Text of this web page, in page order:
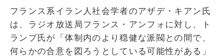
フランス系イラン人社会学者のアザデ・キアン氏
は、ラジオ放送局フランス・アンフォに対し、ト
ランプ氏が「体制内のより穏健な派閥との間で、
何らかの合意を図ろうとしている可能性がある」